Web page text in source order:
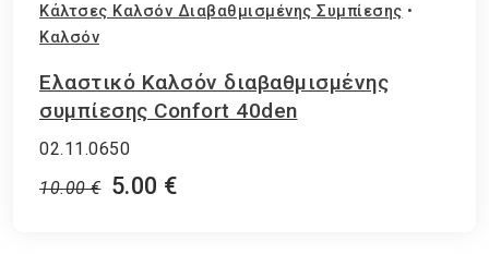
Κάλτσες Καλσόν Διαβαθμισμένης Συμπίεσης •
Καλσόν
Ελαστικό Καλσόν διαβαθμισμένης
συμπίεσης Confort 40den
02.11.0650
10.00 € 5.00 €